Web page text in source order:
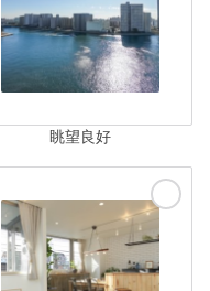
眺望良好